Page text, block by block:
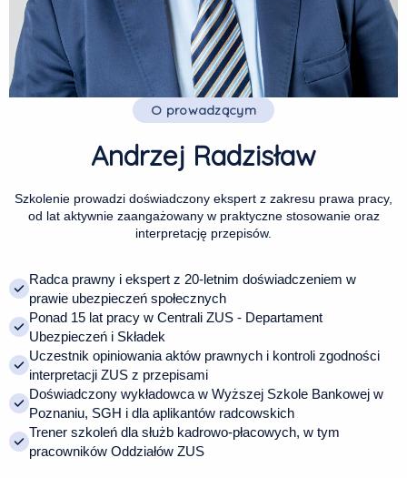
O prowadzącym
Andrzej Radzisław
Szkolenie prowadzi doświadczony ekspert z zakresu prawa pracy,
od lat aktywnie zaangażowany w praktyczne stosowanie oraz
interpretację przepisów.
Radca prawny i ekspert z 20-letnim doświadczeniem w
prawie ubezpieczeń społecznych
Ponad 15 lat pracy w Centrali ZUS - Departament
Ubezpieczeń i Składek
Uczestnik opiniowania aktów prawnych i kontroli zgodności
interpretacji ZUS z przepisami
Doświadczony wykładowca w Wyższej Szkole Bankowej w
Poznaniu, SGH i dla aplikantów radcowskich
Trener szkoleń dla służb kadrowo-płacowych, w tym
pracowników Oddziałów ZUS